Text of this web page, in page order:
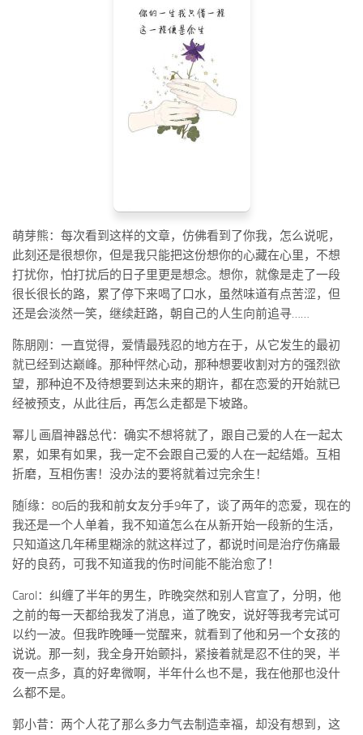
萌芽熊：每次看到这样的文章，仿佛看到了你我，怎么说呢，
此刻还是很想你，但是我只能把这份想你的心藏在心里，不想
打扰你，怕打扰后的日子里更是想念。想你，就像是走了一段
很长很长的路，累了停下来喝了口水，虽然味道有点苦涩，但
还是会淡然一笑，继续赶路，朝自己的人生向前追寻……
陈朋刚：一直觉得，爱情最残忍的地方在于，从它发生的最初
就已经到达巅峰。那种怦然心动，那种想要收割对方的强烈欲
望，那种迫不及待想要到达未来的期许，都在恋爱的开始就已
经被预支，从此往后，再怎么走都是下坡路。
幂儿 画眉神器总代：确实不想将就了，跟自己爱的人在一起太
累，如果有如果，我一定不会跟自己爱的人在一起结婚。互相
折磨，互相伤害！没办法的要将就着过完余生！
随Í缘：80后的我和前女友分手9年了，谈了两年的恋爱，现在的
我还是一个人单着，我不知道怎么在从新开始一段新的生活，
只知道这几年稀里糊涂的就这样过了，都说时间是治疗伤痛最
好的良药，可我不知道我的伤时间能不能治愈了！
Carol：纠缠了半年的男生，昨晚突然和别人官宣了，分明，他
之前的每一天都给我发了消息，道了晚安，说好等我考完试可
以约一波。但我昨晚睡一觉醒来，就看到了他和另一个女孩的
说说。那一刻，我全身开始颤抖，紧接着就是忍不住的哭，半
夜一点多，真的好卑微啊，半年什么也不是，我在他那也没什
么都不是。
郭小昔：两个人花了那么多力气去制造幸福，却没有想到，这